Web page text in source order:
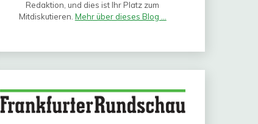
Redaktion, und dies ist Ihr Platz zum
Mitdiskutieren. Mehr über dieses Blog ...